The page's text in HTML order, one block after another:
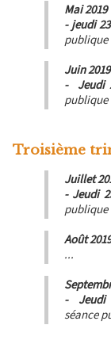
Mai 2019
- jeudi
publique
Juin 2019
- Jeudi
publique
Troisième
Juillet
- Jeudi
publique
Août 2019
...
- Jeudi
séance